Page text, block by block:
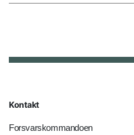
Kontakt
Forsvarskommandoen